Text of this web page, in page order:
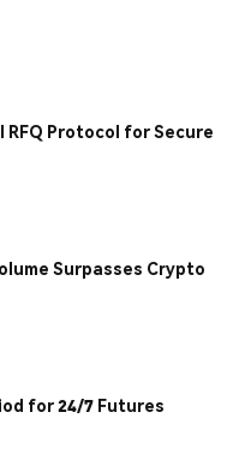
Protocol for Secure
Surpasses Crypto
for 24/7 Futures